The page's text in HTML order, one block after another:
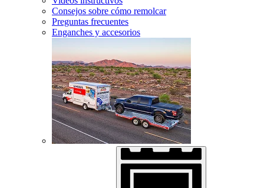
Consejos sobre cómo remolcar
Preguntas frecuentes
Enganches y accesorios